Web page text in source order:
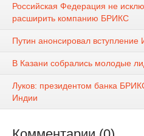
Российская Федерация не
расширить компанию БРИКС
Путин анонсировал
В Казани собрались молодые
Луков: президентом банка
Индии